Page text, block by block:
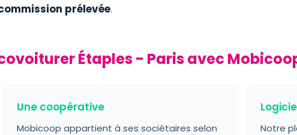
prélevée.
Étaples - Paris avec
Une coopérative
Mobicoop appartient à ses sociétaires selon
Notre